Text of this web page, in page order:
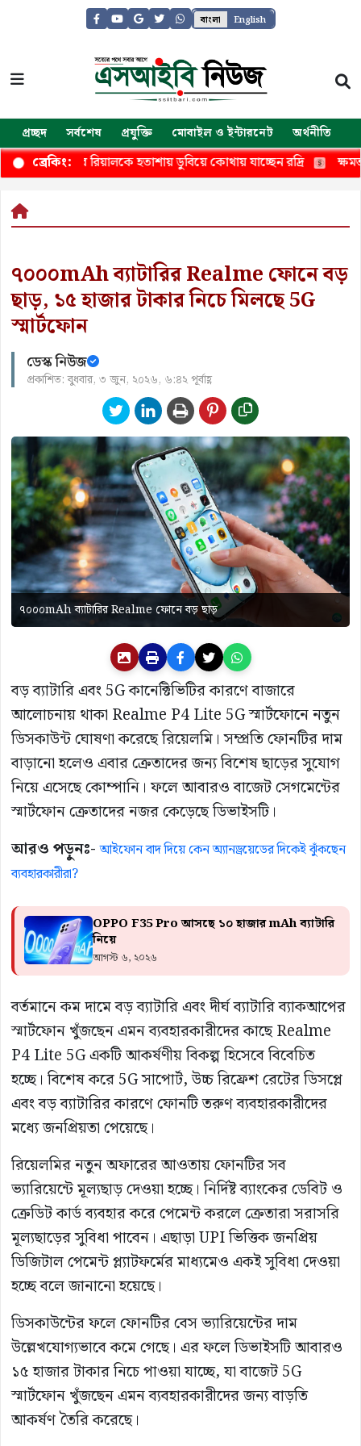
বাংলা English
প্রচ্ছদ সর্বশেষ প্রযুক্তি মোবাইল ও ইন্টারনেট অর্থনীতি
ব্রেকিং:
এবার রিয়ালকে হতাশায় ডুবিয়ে কোথায় যাচ্ছেন রদ্রি ক্ষমতা
৭০০০mAh ব্যাটারির Realme ফোনে বড়
ছাড়, ১৫ হাজার টাকার নিচে মিলছে 5G
স্মার্টফোন
ডেস্ক নিউজ
প্রকাশিত: বুধবার, ৩ জুন, ২০২৬, ৬:৪২ পূর্বাহ্ণ
৭০০০mAh ব্যাটারির Realme ফোনে বড় ছাড়
বড় ব্যাটারি এবং 5G কানেক্টিভিটির কারণে বাজারে
আলোচনায় থাকা Realme P4 Lite 5G স্মার্টফোনে নতুন
ডিসকাউন্ট ঘোষণা করেছে রিয়েলমি। সম্প্রতি ফোনটির দাম
বাড়ানো হলেও এবার ক্রেতাদের জন্য বিশেষ ছাড়ের সুযোগ
নিয়ে এসেছে কোম্পানি। ফলে আবারও বাজেট সেগমেন্টের
স্মার্টফোন ক্রেতাদের নজর কেড়েছে ডিভাইসটি।
আরও পড়ুনঃ-আইফোন বাদ দিয়ে কেন অ্যানড্রয়েডের দিকেই ঝুঁকছেন
ব্যবহারকারীরা?
OPPO F35 Pro আসছে ১০ হাজার mAh ব্যাটারি
নিয়ে
আগস্ট ৬, ২০২৬
বর্তমানে কম দামে বড় ব্যাটারি এবং দীর্ঘ ব্যাটারি ব্যাকআপের
স্মার্টফোন খুঁজছেন এমন ব্যবহারকারীদের কাছে Realme
P4 Lite 5G একটি আকর্ষণীয় বিকল্প হিসেবে বিবেচিত
হচ্ছে। বিশেষ করে 5G সাপোর্ট, উচ্চ রিফ্রেশ রেটের ডিসপ্লে
এবং বড় ব্যাটারির কারণে ফোনটি তরুণ ব্যবহারকারীদের
মধ্যে জনপ্রিয়তা পেয়েছে।
রিয়েলমির নতুন অফারের আওতায় ফোনটির সব
ভ্যারিয়েন্টে মূল্যছাড় দেওয়া হচ্ছে। নির্দিষ্ট ব্যাংকের ডেবিট ও
ক্রেডিট কার্ড ব্যবহার করে পেমেন্ট করলে ক্রেতারা সরাসরি
মূল্যছাড়ের সুবিধা পাবেন। এছাড়া UPI ভিত্তিক জনপ্রিয়
ডিজিটাল পেমেন্ট প্ল্যাটফর্মের মাধ্যমেও একই সুবিধা দেওয়া
হচ্ছে বলে জানানো হয়েছে।
ডিসকাউন্টের ফলে ফোনটির বেস ভ্যারিয়েন্টের দাম
উল্লেখযোগ্যভাবে কমে গেছে। এর ফলে ডিভাইসটি আবারও
১৫ হাজার টাকার নিচে পাওয়া যাচ্ছে, যা বাজেট 5G
স্মার্টফোন খুঁজছেন এমন ব্যবহারকারীদের জন্য বাড়তি
আকর্ষণ তৈরি করেছে।